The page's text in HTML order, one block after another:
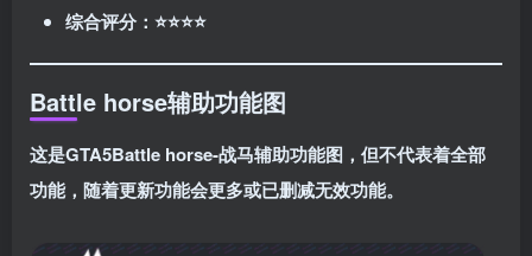
综合评分：⭐⭐⭐⭐
Battle horse辅助功能图
这是GTA5Battle horse-战马辅助功能图，但不代表着全部
功能，随着更新功能会更多或已删减无效功能。